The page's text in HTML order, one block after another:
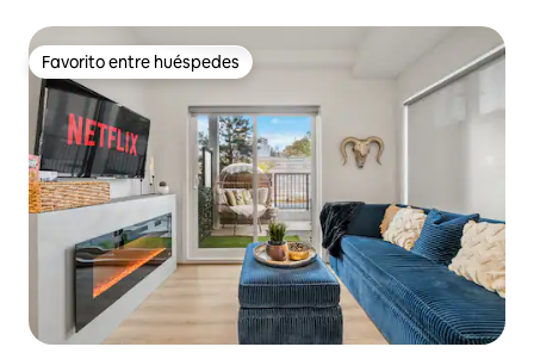
Favorito entre huéspedes
Favorito entre huéspedes